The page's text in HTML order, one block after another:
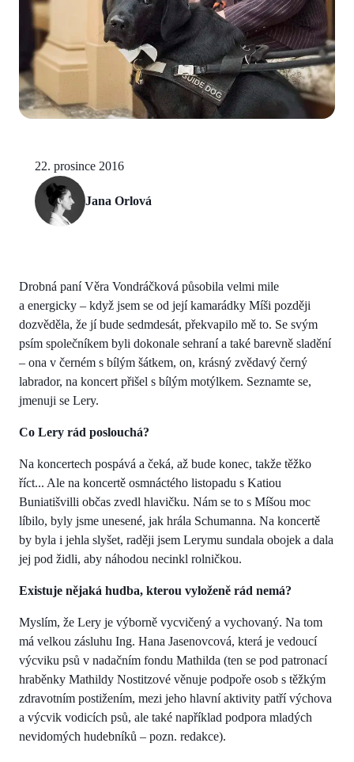
22. prosince 2016
Jana Orlová
Drobná paní Věra Vondráčková působila velmi mile
a energicky – když jsem se od její kamarádky Míši později
dozvěděla, že jí bude sedmdesát, překvapilo mě to. Se svým
psím společníkem byli dokonale sehraní a také barevně sladění
– ona v černém s bílým šátkem, on, krásný zvědavý černý
labrador, na koncert přišel s bílým motýlkem. Seznamte se,
jmenuji se Lery.
Co Lery rád poslouchá?
Na koncertech pospává a čeká, až bude konec, takže těžko
říct... Ale na koncertě osmnáctého listopadu s Katiou
Buniatišvilli občas zvedl hlavičku. Nám se to s Míšou moc
líbilo, byly jsme unesené, jak hrála Schumanna. Na koncertě
by byla i jehla slyšet, raději jsem Lerymu sundala obojek a dala
jej pod židli, aby náhodou necinkl rolničkou.
Existuje nějaká hudba, kterou vyloženě rád nemá?
Myslím, že Lery je výborně vycvičený a vychovaný. Na tom
má velkou zásluhu Ing. Hana Jasenovcová, která je vedoucí
výcviku psů v nadačním fondu Mathilda (ten se pod patronací
hraběnky Mathildy Nostitzové věnuje podpoře osob s těžkým
zdravotním postižením, mezi jeho hlavní aktivity patří výchova
a výcvik vodicích psů, ale také například podpora mladých
nevidomých hudebníků – pozn. redakce).